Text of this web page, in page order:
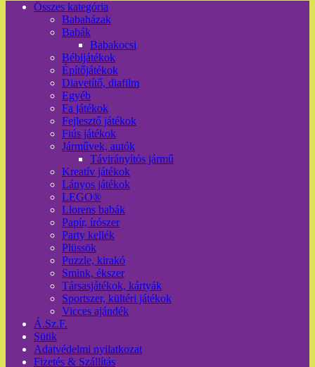
Összes kategória
Babaházak
Babák
Babakocsi
Bébijátékok
Építőjátékok
Diavetítő, diafilm
Egyéb
Fa játékok
Fejlesztő játékok
Fiús játékok
Járművek, autók
Távirányítós jármű
Kreatív játékok
Lányos játékok
LEGO®
Llorens babák
Papír, írószer
Party kellék
Plüssök
Puzzle, kirakó
Smink, ékszer
Társasjátékok, kártyák
Sportszer, kültéri játékok
Vicces ajándék
Á.Sz.F.
Sütik
Adatvédelmi nyilatkozat
Fizetés & Szállítás